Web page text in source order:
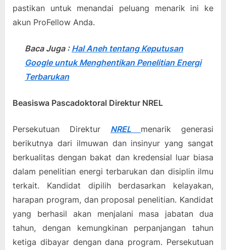
pastikan untuk menandai peluang menarik ini ke
akun ProFellow Anda.
Baca Juga : Hal Aneh tentang Keputusan
Google untuk Menghentikan Penelitian Energi
Terbarukan
Beasiswa Pascadoktoral Direktur NREL
Persekutuan Direktur NREL
menarik generasi
berikutnya dari ilmuwan dan insinyur yang sangat
berkualitas dengan bakat dan kredensial luar biasa
dalam penelitian energi terbarukan dan disiplin ilmu
terkait. Kandidat dipilih berdasarkan kelayakan,
harapan program, dan proposal penelitian. Kandidat
yang berhasil akan menjalani masa jabatan dua
tahun, dengan kemungkinan perpanjangan tahun
ketiga dibayar dengan dana program. Persekutuan